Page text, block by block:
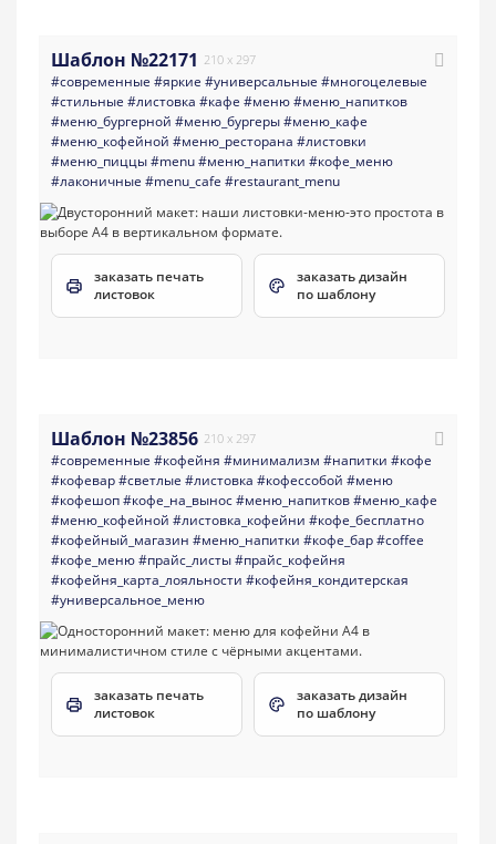
Шаблон №22171 210 x 297
#современные #яркие #универсальные #многоцелевые
#стильные #листовка #кафе #меню#меню_напитков
#меню_бургерной #меню_бургеры#меню_кафе
#меню_кофейной #меню_ресторана #листовки
#меню_пиццы#menu#меню_напитки #кофе_меню
#лаконичные #menu_cafe #restaurant_menu
заказать печать
листовок
заказать дизайн
по шаблону
Шаблон №23856 210 x 297
#современные #кофейня #минимализм #напитки #кофе
#кофевар#светлые #листовка #кофессобой #меню
#кофешоп#кофе_на_вынос#меню_напитков#меню_кафе
#меню_кофейной #листовка_кофейни #кофе_бесплатно
#кофейный_магазин #меню_напитки #кофе_бар#coffee
#кофе_меню#прайс_листы#прайс_кофейня
#кофейня_карта_лояльности #кофейня_кондитерская
#универсальное_меню
заказать печать
листовок
заказать дизайн
по шаблону